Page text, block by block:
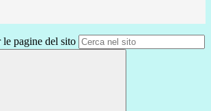
pagine del sito